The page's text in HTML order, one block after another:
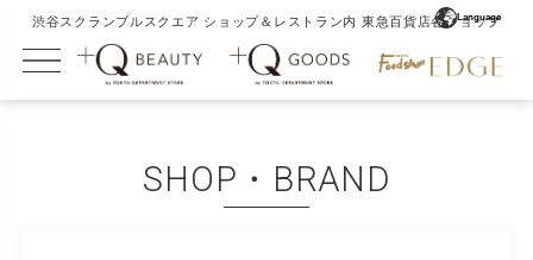
渋谷スクランブルスクエア ショップ＆レストラン内 東急百貨店各ショップ
Language
SHOP・BRAND